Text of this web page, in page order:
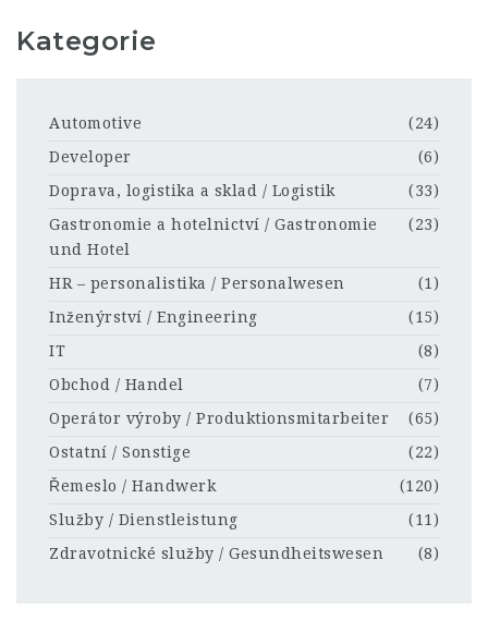
Kategorie
Automotive
(24)
Developer
(6)
Doprava, logistika a sklad / Logistik
(33)
Gastronomie a hotelnictví / Gastronomie
und Hotel
(23)
HR – personalistika / Personalwesen
(1)
Inženýrství / Engineering
(15)
IT
(8)
Obchod / Handel
(7)
Operátor výroby / Produktionsmitarbeiter
(65)
Ostatní / Sonstige
(22)
Řemeslo / Handwerk
(120)
Služby / Dienstleistung
(11)
Zdravotnické služby / Gesundheitswesen
(8)